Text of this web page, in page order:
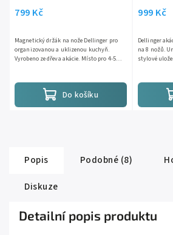
799 Kč
Do košíku
Magnetický držák na nože Dellinger pro
organizovanou a uklizenou kuchyň.
Vyrobeno ze dřeva akácie. Místo pro 4-5
999 Kč
Dellinger
na 8 nožů.
stylové
Popis Podobné (8)
Diskuze
Detailní popis produktu